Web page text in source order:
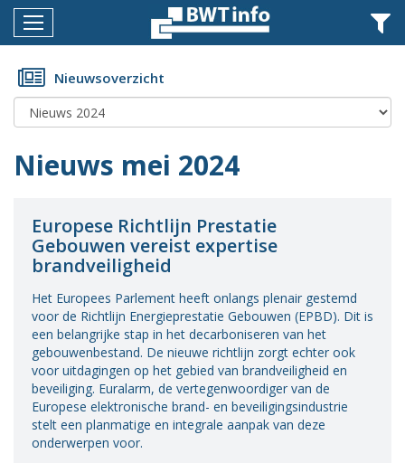
Menu
Home
Nieuws
Documenten
Dossiers
Fotoalbums
Opleidingen
Over
BWT
BMK
Vacatures
Nieuwsoverzicht
Nieuws mei 2024
Europese Richtlijn Prestatie
Gebouwen vereist expertise
brandveiligheid
Het Europees Parlement heeft onlangs plenair gestemd
voor de Richtlijn Energieprestatie Gebouwen (EPBD). Dit is
een belangrijke stap in het decarboniseren van het
gebouwenbestand. De nieuwe richtlijn zorgt echter ook
voor uitdagingen op het gebied van brandveiligheid en
beveiliging. Euralarm, de vertegenwoordiger van de
Europese elektronische brand- en beveiligingsindustrie
stelt een planmatige en integrale aanpak van deze
onderwerpen voor.